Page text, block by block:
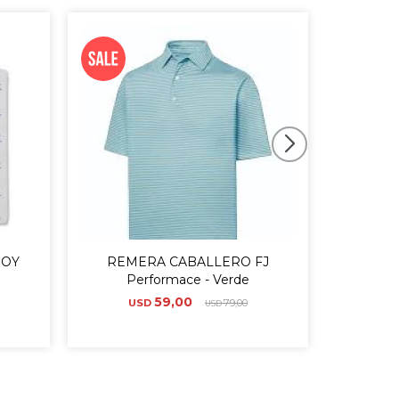
REMERA CABALLERO FJ
Performace - Verde
USD 59,00 USD79,00